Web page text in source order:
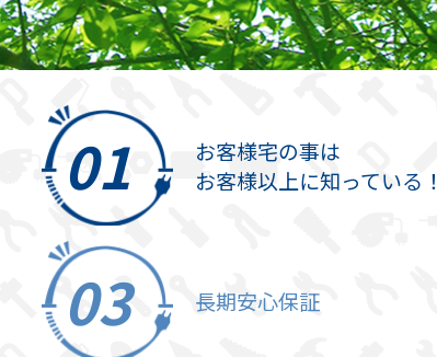
お客様宅の事は
お客様以上に知っている！
長期安心保証